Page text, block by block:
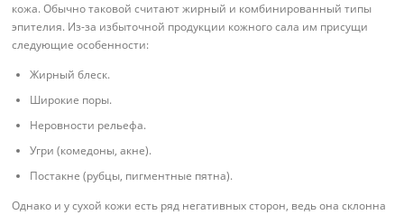
кожа. Обычно таковой считают жирный и комбинированный типы
эпителия. Из-за избыточной продукции кожного сала им присущи
следующие особенности:
Жирный блеск.
Широкие поры.
Неровности рельефа.
Угри (комедоны, акне).
Постакне (рубцы, пигментные пятна).
Однако и у сухой кожи есть ряд негативных сторон, ведь она склонна